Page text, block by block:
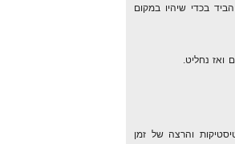
להם את הביד בכדי שיהיו במקום
והרצה של זמן